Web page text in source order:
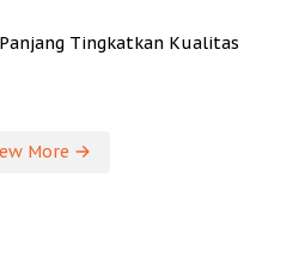
Panjang Tingkatkan Kualitas
More